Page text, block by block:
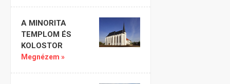
A MINORITA
TEMPLOM ÉS
KOLOSTOR
Megnézem »